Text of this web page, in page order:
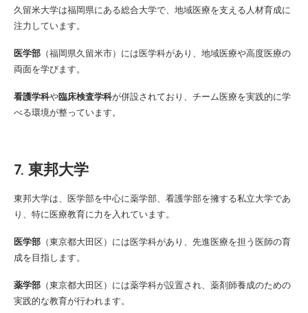
久留米大学は福岡県にある総合大学で、地域医療を支える人材育成に
注力しています。
医学部 （福岡県久留米市）には医学科があり、地域医療や高度医療の
両面を学びます。
看護学科や臨床検査学科が併設されており、チーム医療を実践的に学
べる環境が整っています。
7. 東邦大学
東邦大学は、医学部を中心に薬学部、看護学部を擁する私立大学であ
り、特に医療教育に力を入れています。
医学部 （東京都大田区）には医学科があり、先進医療を担う医師の育
成を目指します。
薬学部 （東京都大田区）には薬学科が設置され、薬剤師養成のための
実践的な教育が行われます。